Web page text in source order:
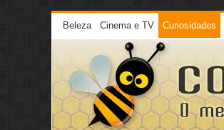
Beleza Cinema e TV Curiosidades